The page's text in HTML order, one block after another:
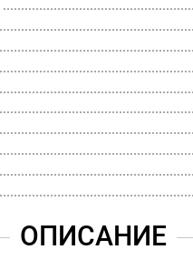
ОПИСАНИЕ